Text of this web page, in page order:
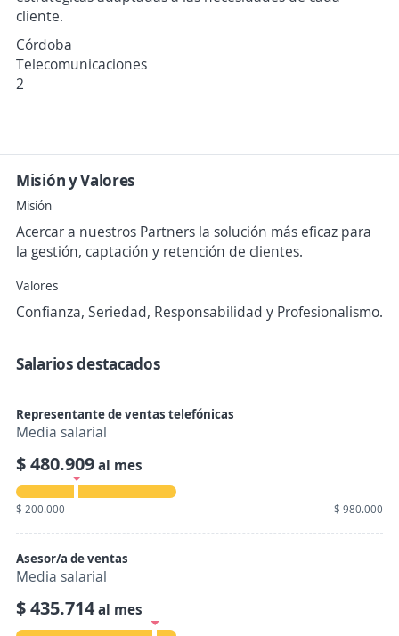
cliente.
Córdoba
Telecomunicaciones
2
Misión y Valores
Misión
Acercar a nuestros Partners la solución más eficaz para
la gestión, captación y retención de clientes.
Valores
Confianza, Seriedad, Responsabilidad y Profesionalismo.
Salarios destacados
Representante de ventas telefónicas
Media salarial
$ 480.909al mes
$ 200.000 $ 980.000
Asesor/a de ventas
Media salarial
$ 435.714al mes